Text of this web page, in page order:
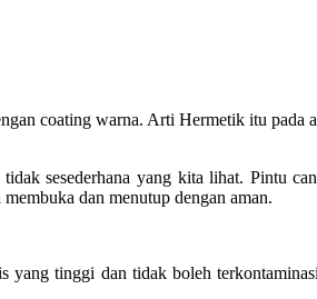
coating warna. Arti Hermetik itu
sesederhana yang kita lihat. Pintu
dan menutup dengan aman.
tinggi dan tidak boleh